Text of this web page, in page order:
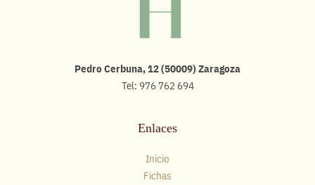
Pedro Cerbuna, 12 (50009) Zaragoza
Tel: 976 762 694
Enlaces
Inicio
Fichas